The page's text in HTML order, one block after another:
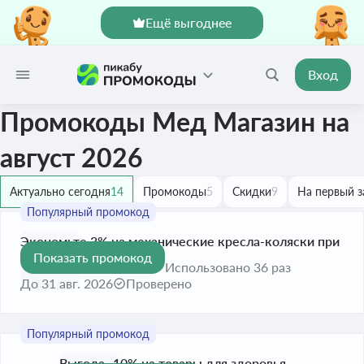
Ещё выгоднее
Вход
Промокоды Мед Магазин на
август 2026
Актуально сегодня14 Промокоды5 Скидки9 На первый
-3%
Экономьте 3% на механические кресла-коляски при
вводе купона
До 31 авг. 2026
Проверено
Показать промокод
Использовано 36 раз